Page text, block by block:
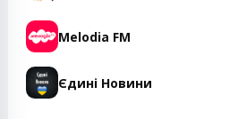
Melodia FM
Єдині Новини